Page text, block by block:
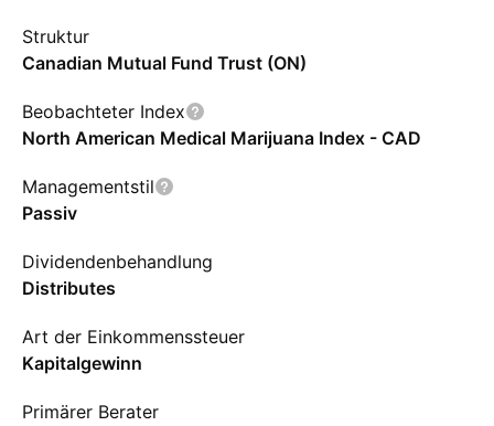
Struktur
Canadian Mutual Fund Trust (ON)
Beobachteter Index
North American Medical Marijuana Index - CAD
Managementstil
Passiv
Dividendenbehandlung
Distributes
Art der Einkommenssteuer
Kapitalgewinn
Primärer Berater